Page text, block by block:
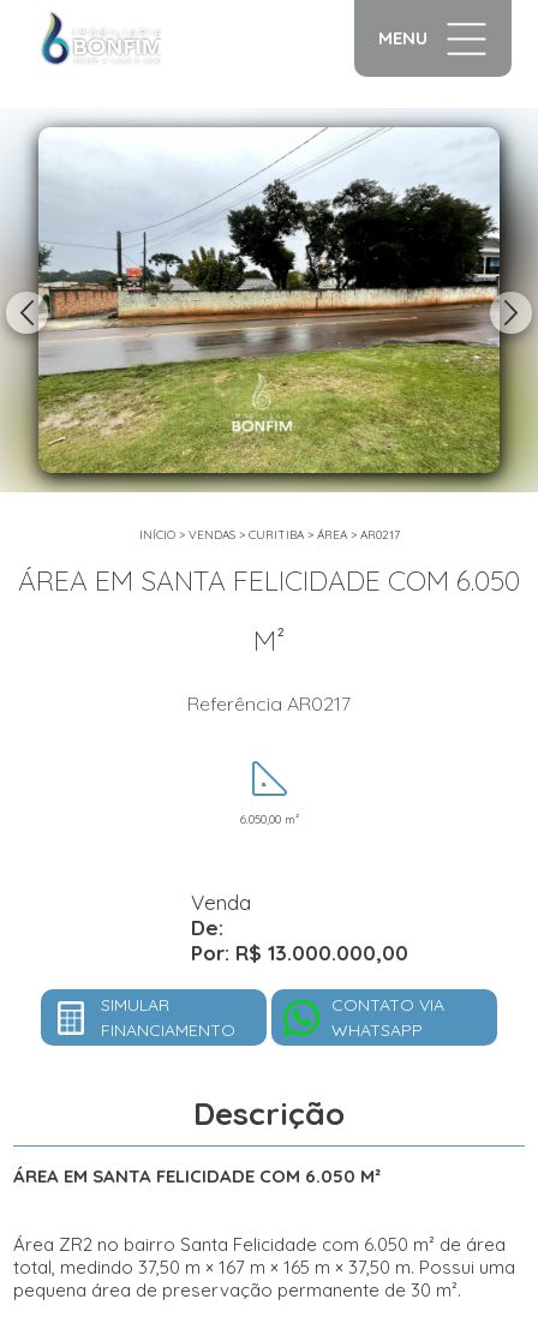
MENU
INÍCIO> VENDAS> CURITIBA> ÁREA> AR0217
ÁREA EM SANTA FELICIDADE COM 6.050
M²
Referência AR0217
6.050,00 m²
Venda
De:
Por: R$ 13.000.000,00
SIMULAR
FINANCIAMENTO
CONTATO VIA
WHATSAPP
Descrição
ÁREA EM SANTA FELICIDADE COM 6.050 M²
Área ZR2 no bairro Santa Felicidade com 6.050 m² de área
total, medindo 37,50 m × 167 m × 165 m × 37,50 m. Possui uma
pequena área de preservação permanente de 30 m².